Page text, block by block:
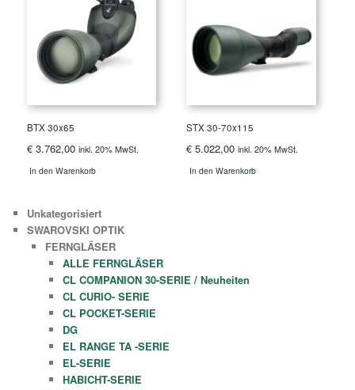
BTX 30x65
€ 3.762,00 inkl. 20% MwSt.
In den Warenkorb
STX 30-70x115
€ 5.022,00 inkl. 20% MwSt.
In den Warenkorb
Unkategorisiert
SWAROVSKI OPTIK
FERNGLÄSER
ALLE FERNGLÄSER
CL COMPANION 30-SERIE / Neuheiten
CL CURIO- SERIE
CL POCKET-SERIE
DG
EL RANGE TA -SERIE
EL-SERIE
HABICHT-SERIE